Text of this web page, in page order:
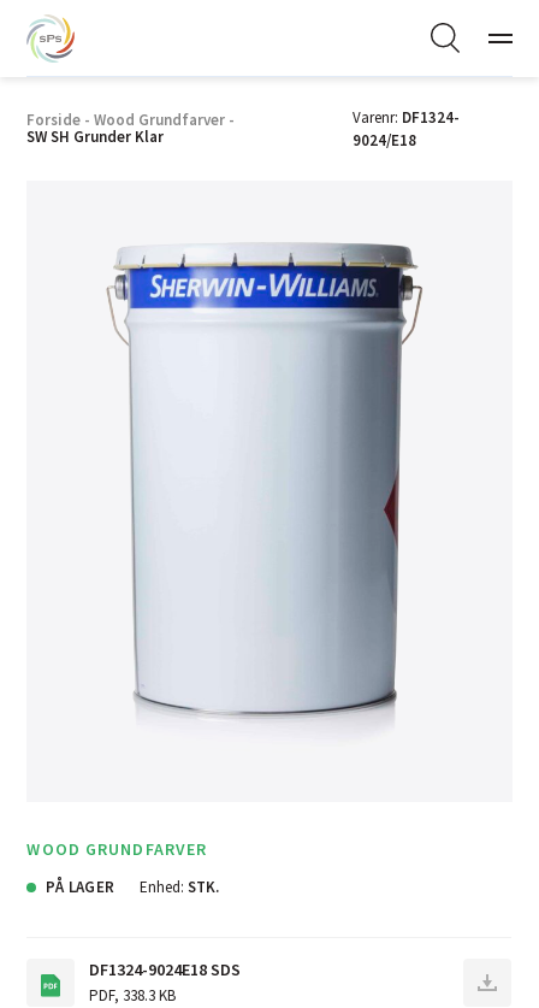
Forside - Wood Grundfarver -
SW SH Grunder Klar
Varenr: DF1324-
9024/E18
WOOD GRUNDFARVER
PÅ LAGER Enhed: STK.
DF1324-9024E18 SDS
PDF, 338.3 KB